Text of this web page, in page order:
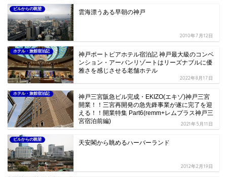
ビルからの眺望 雲海漂うある早朝の神戸
2010年7月12日
ホテル・旅館宿泊記
神戸ポートピアホテル宿泊記 神戸最大級のコンベ
ンション・アーバンリゾートはリーズナブルに優
雅さを感じさせる老舗ホテル
2022年8月17日
ホテル・旅館宿泊記
神戸三宮阪急ビル完成・EKIZO(エキゾ)神戸三宮
開業！！三宮再開発の急先鋒事業が遂に完了を迎
える！！開業特集 Part6(remm+レムプラス神戸三
宮宿泊前編)
2021年5月11日
ビルからの眺望 天安閣から眺めるハーバーランド
2012年2月19日